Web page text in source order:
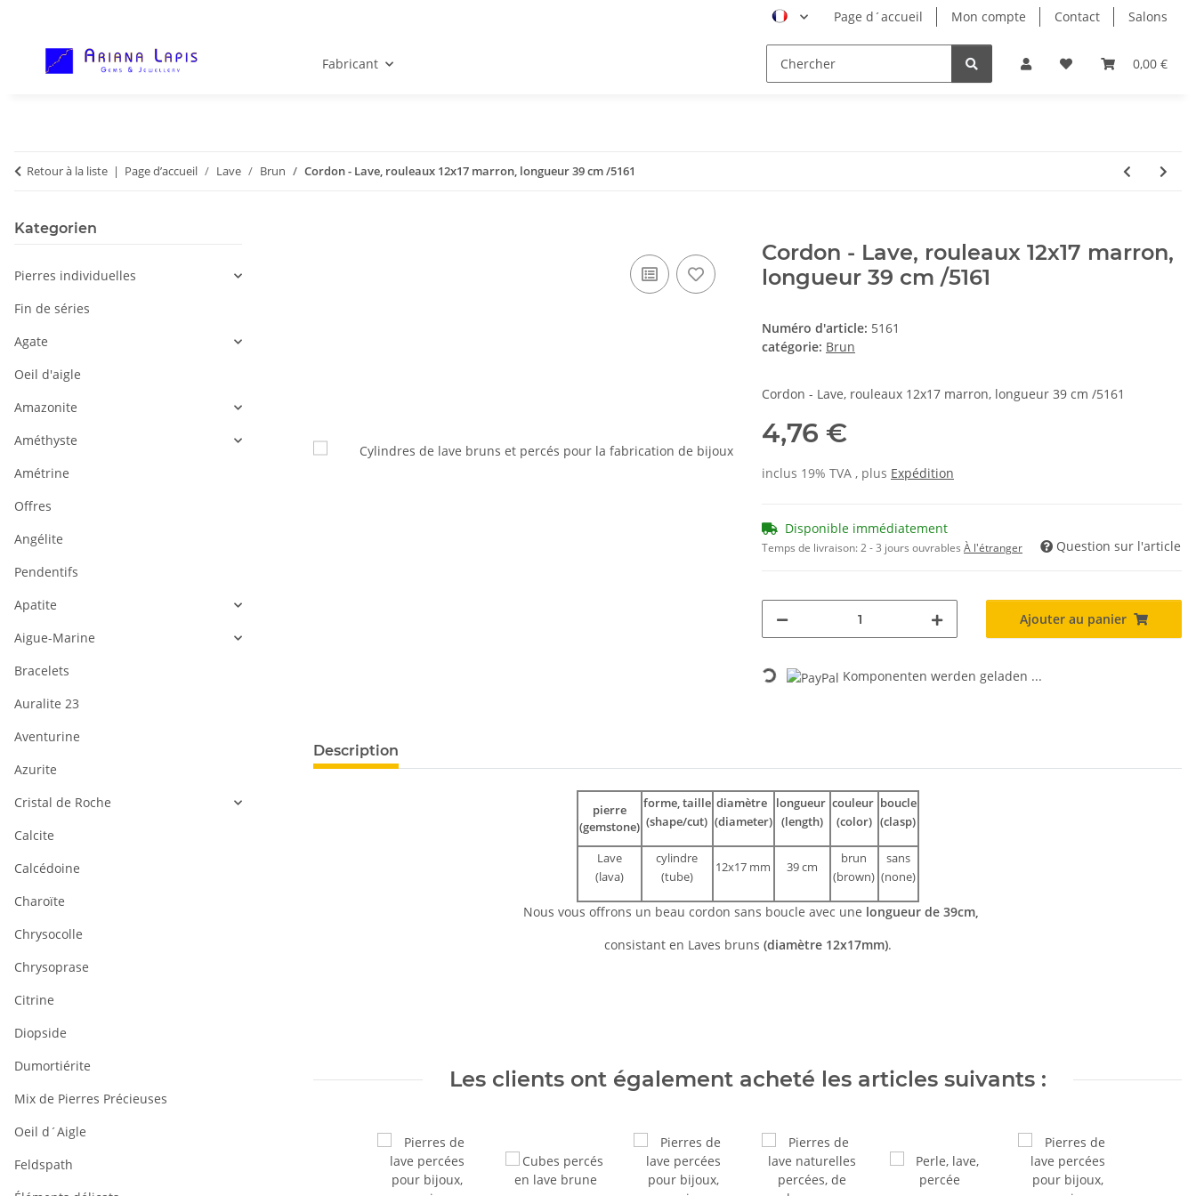
Page d´accueil Mon compte Contact Salons
0,00 €
Fabricant
Retour à la liste Page d’accueil Lave Brun Cordon - Lave, rouleaux 12x17 marron, longueur 39 cm /5161
Cordon - Lave, rouleaux 12x17 marron,
longueur 39 cm /5161
Numéro d'article: 5161
catégorie: Brun
Cordon - Lave, rouleaux 12x17 marron, longueur 39 cm /5161
4,76 €
inclus 19% TVA , plus Expédition
Disponible immédiatement
Temps de livraison:2 - 3 jours ouvrables À l'étranger Question sur l'article
Ajouter au panier
Loading... Komponenten werden geladen ...
#productDetails.showMoreTabs#
Description
pierre
(gemstone)
forme, taille
(shape/cut)
diamètre
(diameter)
longueur
(length)
couleur
(color)
boucle
(clasp)
Lave
(lava)
cylindre
(tube)
12x17 mm 39 cm
brun
(brown)
sans
(none)
Nous vous offrons un beau cordon sans boucle avec une longueur de 39cm,
consistant en Laves bruns (diamètre 12x17mm).
Les clients ont également acheté les articles suivants :
Kategorien
Pierres individuelles
Fin de séries
Agate
Oeil d'aigle
Amazonite
Améthyste
Amétrine
Offres
Angélite
Pendentifs
Apatite
Aigue-Marine
Bracelets
Auralite 23
Aventurine
Azurite
Cristal de Roche
Calcite
Calcédoine
Charoïte
Chrysocolle
Chrysoprase
Citrine
Diopside
Dumortiérite
Mix de Pierres Précieuses
Oeil d´Aigle
Feldspath